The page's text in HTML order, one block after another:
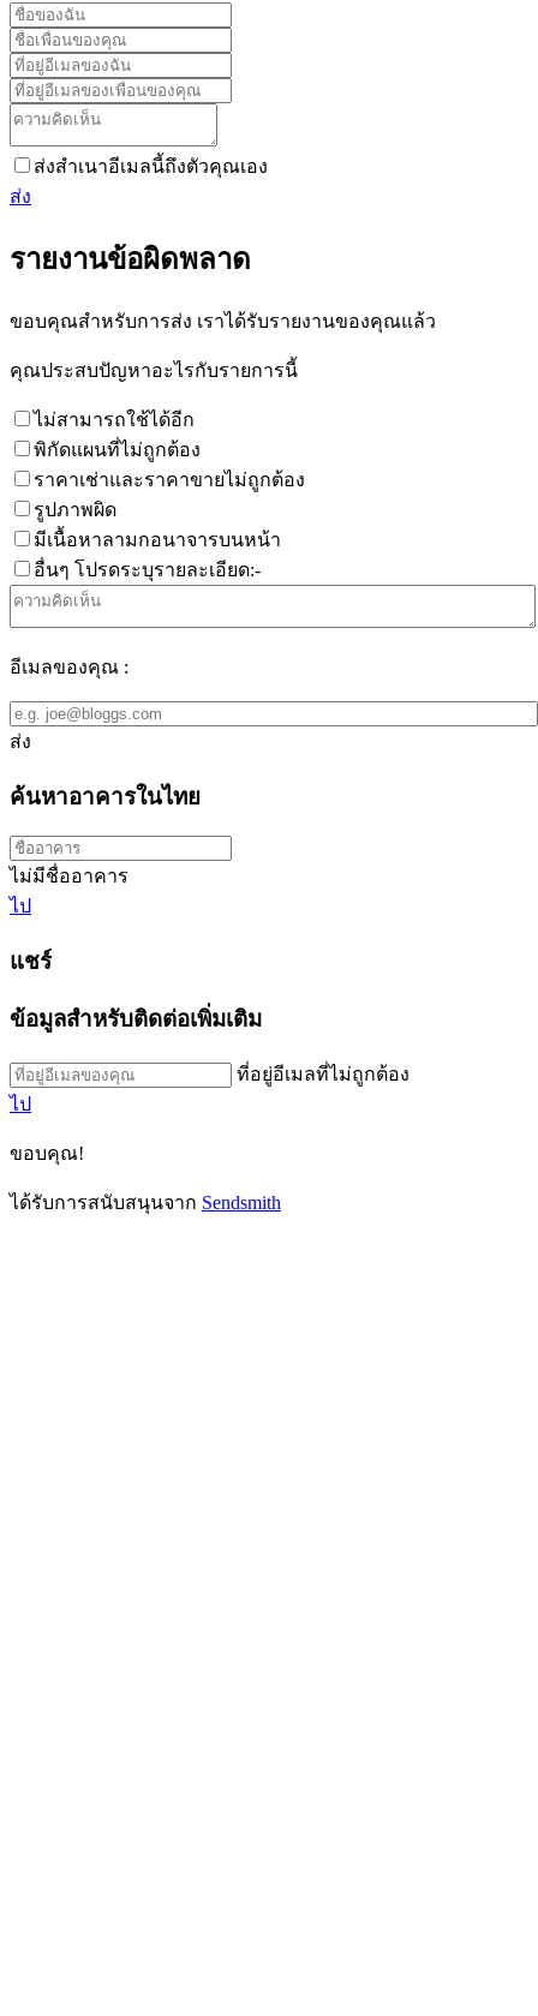
ส่งสำเนาอีเมลนี้ถึงตัวคุณเอง
ส่ง
รายงานข้อผิดพลาด
ขอบคุณสำหรับการส่ง เราได้รับรายงานของคุณแล้ว
คุณประสบปัญหาอะไรกับรายการนี้
ไม่สามารถใช้ได้อีก
พิกัดแผนที่ไม่ถูกต้อง
ราคาเช่าและราคาขายไม่ถูกต้อง
รูปภาพผิด
มีเนื้อหาลามกอนาจารบนหน้า
อื่นๆ โปรดระบุรายละเอียด:-
อีเมลของคุณ :
ส่ง
ค้นหาอาคารในไทย
ไม่มีชื่ออาคาร
ไป
แชร์
ข้อมูลสำหรับติดต่อเพิ่มเติม
ที่อยู่อีเมลที่ไม่ถูกต้อง
ไป
ขอบคุณ!
ได้รับการสนับสนุนจาก Sendsmith